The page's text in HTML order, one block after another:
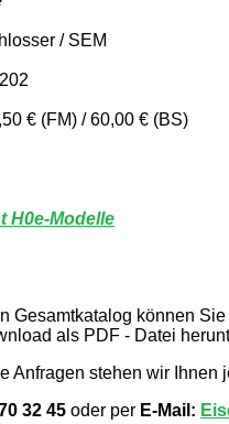
/ SEM
/ 60,00 € (BS)
H0e-Modelle
Gesamtkatalog können
als PDF - Datei
Anfragen stehen wir Ihnen
32 45 oder per E-Mail: